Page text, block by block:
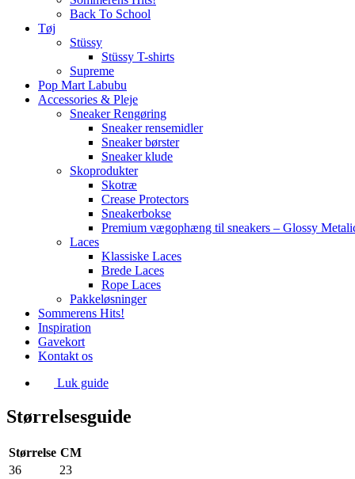
Back To School
Tøj
Stüssy
Stüssy T-shirts
Supreme
Pop Mart Labubu
Accessories & Pleje
Sneaker Rengøring
Sneaker rensemidler
Sneaker børster
Sneaker klude
Skoprodukter
Skotræ
Crease Protectors
Sneakerbokse
Premium vægophæng til sneakers – Glossy
Laces
Klassiske Laces
Brede Laces
Rope Laces
Pakkeløsninger
Sommerens Hits!
Inspiration
Gavekort
Kontakt os
Luk guide
Størrelsesguide
Størrelse CM
36
23